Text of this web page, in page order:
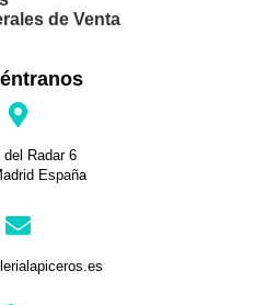
de Venta
del Radar 6
España